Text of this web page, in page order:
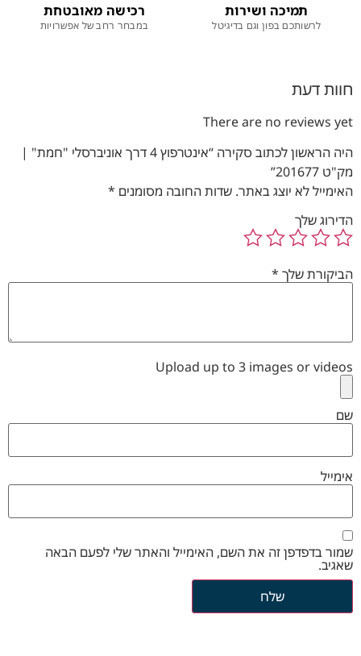
תמיכה ושירות
לרשותכם בפון וגם בדיגיטל
רכישה מאובטחת
במבחר רחב של אפשרויות
חוות דעת
There are no reviews yet
היה הראשון לכתוב סקירה “אינטרפוץ 4 דרך אוניברסלי "חמת" |
מק"ט 201677”
האימייל לא יוצג באתר. שדות החובה מסומנים *
הדירוג שלך
הביקורת שלך *
Upload up to 3 images or videos
שם
אימייל
שמור בדפדפן זה את השם, האימייל והאתר שלי לפעם הבאה
שאגיב.